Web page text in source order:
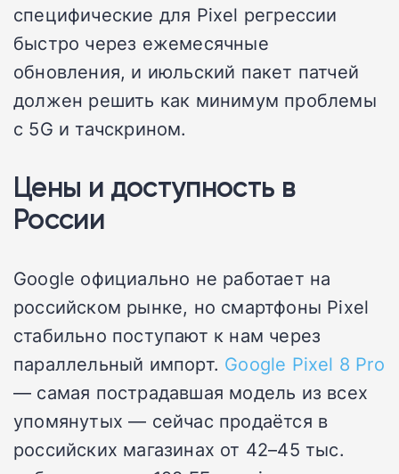
специфические для Pixel регрессии
быстро через ежемесячные
обновления, и июльский пакет патчей
должен решить как минимум проблемы
с 5G и тачскрином.
Цены и доступность в
России
Google официально не работает на
российском рынке, но смартфоны Pixel
стабильно поступают к нам через
параллельный импорт. Google Pixel 8 Pro
— самая пострадавшая модель из всех
упомянутых — сейчас продаётся в
российских магазинах от 42–45 тыс.